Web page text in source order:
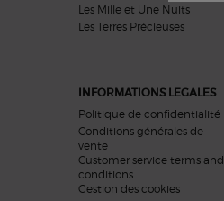
Les Mille et Une Nuits
Les Terres Précieuses
INFORMATIONS LEGALES
Politique de confidentialité
Conditions générales de
vente
Customer service terms and
conditions
Gestion des cookies